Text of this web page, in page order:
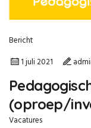
Bericht
1 juli 2021
(oproep/
Vacatures